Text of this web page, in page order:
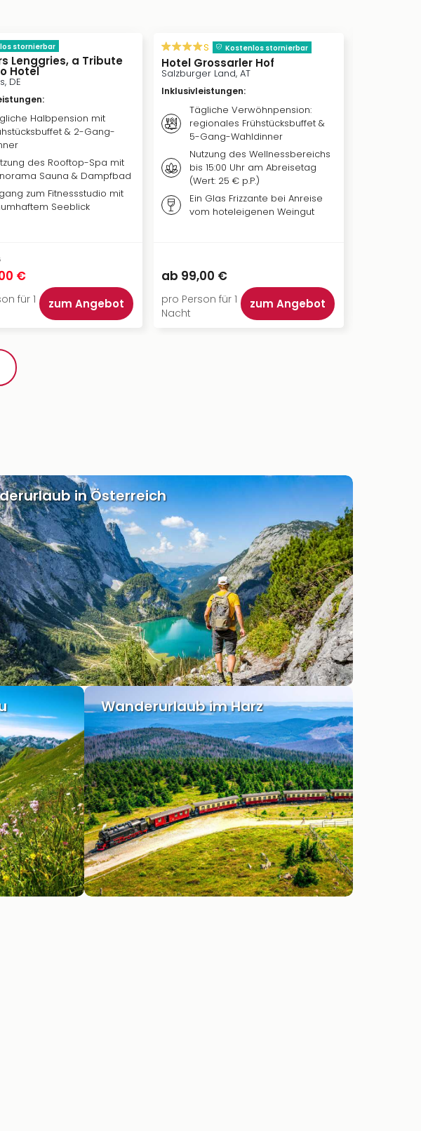
stornierbar
Lenggries, a Tribute
Hotel
DE
:
Halbpension mit
& 2-Gang-
des Rooftop-Spa mit
Sauna & Dampfbad
zum Fitnessstudio mit
Seeblick
€
für 1
zum Angebot
s Kostenlos stornierbar
Hotel Grossarler Hof
Salzburger Land, AT
Inklusivleistungen:
Tägliche Verwöhnpension:
regionales Frühstücksbuffet &
5-Gang-Wahldinner
Nutzung des Wellnessbereichs
bis 15:00 Uhr am Abreisetag
(Wert: 25 € p.P.)
Ein Glas Frizzante bei Anreise
vom hoteleigenen Weingut
ab 99,00 €
pro Person für 1
Nacht
zum Angebot
in Österreich
Wanderurlaub im Harz